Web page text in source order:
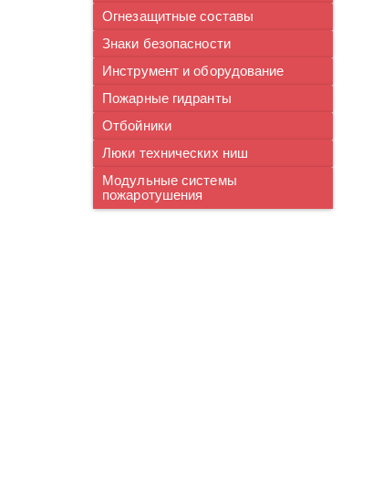
Огнезащитные составы
Знаки безопасности
Инструмент и оборудование
Пожарные гидранты
Отбойники
Люки технических ниш
Модульные системы
пожаротушения